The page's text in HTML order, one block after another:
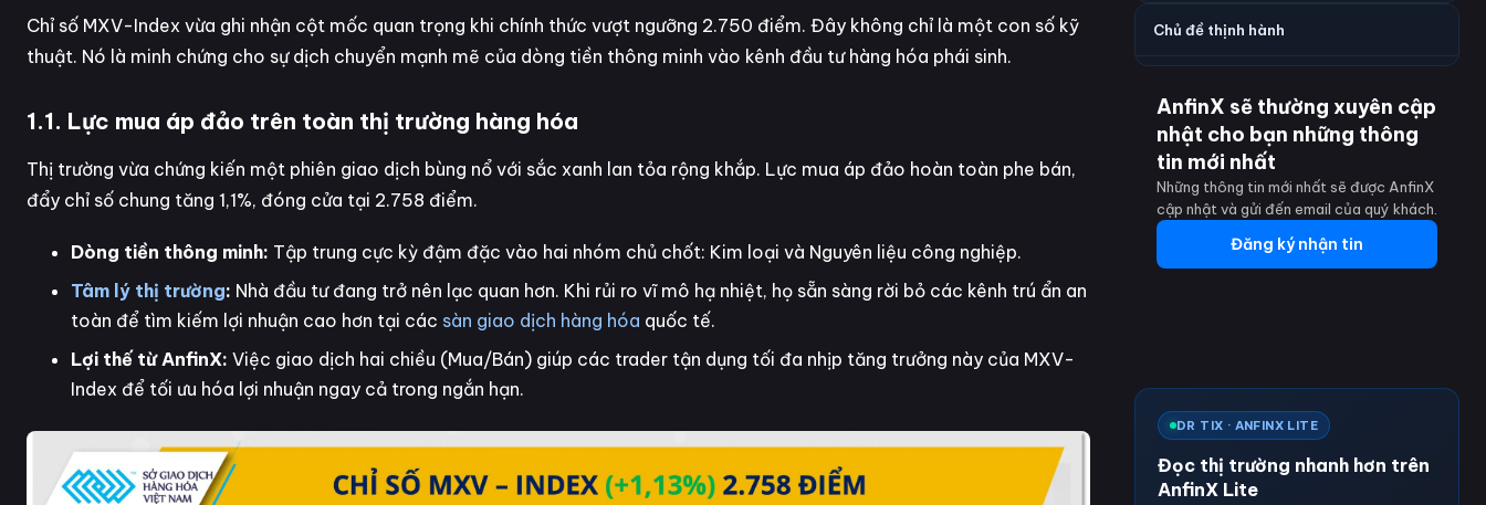
Chỉ số MXV-Index vừa ghi nhận cột mốc quan trọng khi chính thức vượt ngưỡng 2.750 điểm. Đây không chỉ là một con số kỹ
thuật. Nó là minh chứng cho sự dịch chuyển mạnh mẽ của dòng tiền thông minh vào kênh đầu tư hàng hóa phái sinh.
1.1. Lực mua áp đảo trên toàn thị trường hàng hóa
Thị trường vừa chứng kiến một phiên giao dịch bùng nổ với sắc xanh lan tỏa rộng khắp. Lực mua áp đảo hoàn toàn phe bán,
đẩy chỉ số chung tăng 1,1%, đóng cửa tại 2.758 điểm.
Dòng tiền thông minh: Tập trung cực kỳ đậm đặc vào hai nhóm chủ chốt: Kim loại và Nguyên liệu công nghiệp.
Tâm lý thị trường: Nhà đầu tư đang trở nên lạc quan hơn. Khi rủi ro vĩ mô hạ nhiệt, họ sẵn sàng rời bỏ các kênh trú ẩn an
toàn để tìm kiếm lợi nhuận cao hơn tại các sàn giao dịch hàng hóa quốc tế.
Lợi thế từ AnfinX: Việc giao dịch hai chiều (Mua/Bán) giúp các trader tận dụng tối đa nhịp tăng trưởng này của MXV-
Index để tối ưu hóa lợi nhuận ngay cả trong ngắn hạn.
Chủ đề thịnh hành
AnfinX sẽ thường xuyên cập
nhật cho bạn những thông
tin mới nhất
Những thông tin mới nhất sẽ được AnfinX
cập nhật và gửi đến email của quý khách.
Đăng ký nhận tin
DR TIX · ANFINX LITE
Đọc thị trường nhanh hơn trên
AnfinX Lite